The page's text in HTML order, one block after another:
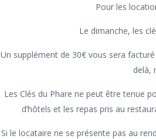
Pour les
Le dimanche, les
Un supplément de 30€ vous sera
delà,
Les Clés du Phare ne peut être tenue
d’hôtels et les repas pris au
Si le locataire ne se présente pas au